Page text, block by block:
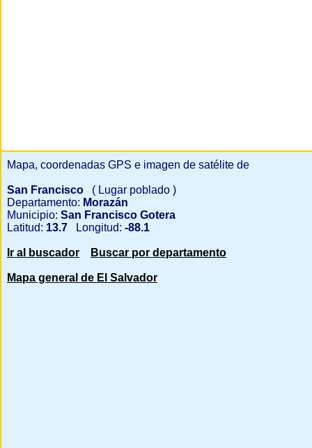
Mapa, coordenadas GPS e imagen de satélite de
San Francisco
( Lugar poblado )
Departamento: Morazán
Municipio: San Francisco Gotera
Latitud: 13.7 Longitud: -88.1
Ir al buscador Buscar por departamento
Mapa general de El Salvador